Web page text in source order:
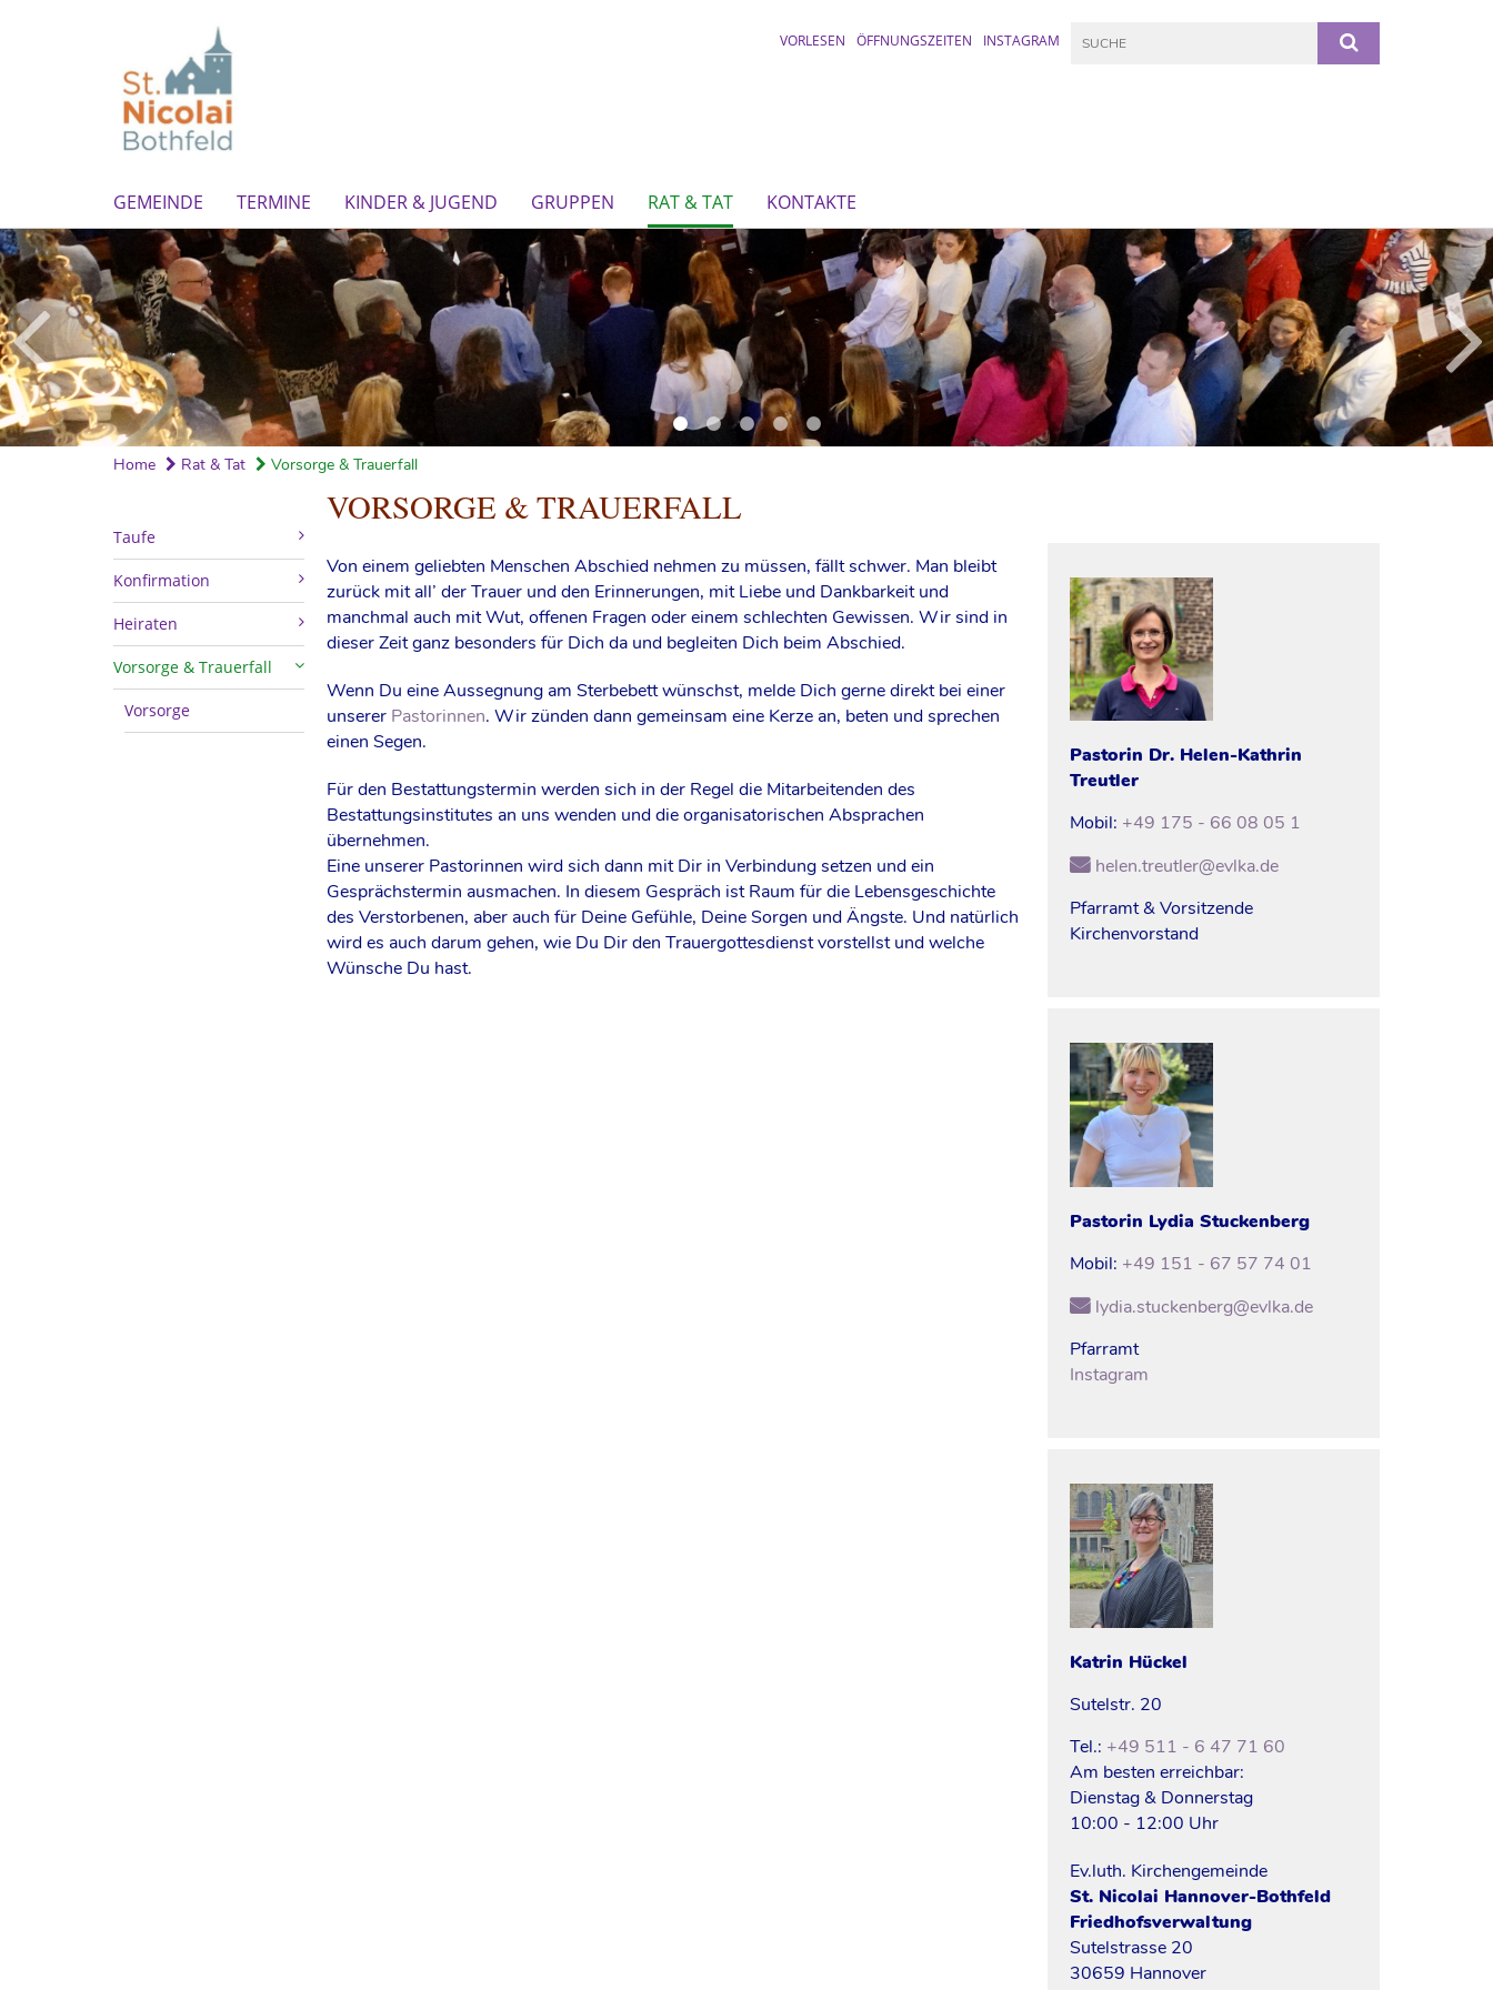
VORLESEN ÖFFNUNGSZEITEN INSTAGRAM
GEMEINDE TERMINE KINDER & JUGEND GRUPPEN RAT & TAT KONTAKTE
Home Rat & Tat Vorsorge & Trauerfall
Taufe
Konfirmation
Heiraten
Vorsorge & Trauerfall
Vorsorge
VORSORGE & TRAUERFALL
Von einem geliebten Menschen Abschied nehmen zu müssen, fällt schwer. Man bleibt
zurück mit all’ der Trauer und den Erinnerungen, mit Liebe und Dankbarkeit und
manchmal auch mit Wut, offenen Fragen oder einem schlechten Gewissen. Wir sind in
dieser Zeit ganz besonders für Dich da und begleiten Dich beim Abschied.
Wenn Du eine Aussegnung am Sterbebett wünschst, melde Dich gerne direkt bei einer
unserer Pastorinnen. Wir zünden dann gemeinsam eine Kerze an, beten und sprechen
einen Segen.
Für den Bestattungstermin werden sich in der Regel die Mitarbeitenden des
Bestattungsinstitutes an uns wenden und die organisatorischen Absprachen
übernehmen.
Eine unserer Pastorinnen wird sich dann mit Dir in Verbindung setzen und ein
Gesprächstermin ausmachen. In diesem Gespräch ist Raum für die Lebensgeschichte
des Verstorbenen, aber auch für Deine Gefühle, Deine Sorgen und Ängste. Und natürlich
wird es auch darum gehen, wie Du Dir den Trauergottesdienst vorstellst und welche
Wünsche Du hast.
Pastorin Dr. Helen-Kathrin
Treutler
Mobil: +49 175 - 66 08 05 1
helen.treutler@evlka.de
Pfarramt & Vorsitzende
Kirchenvorstand
Pastorin Lydia Stuckenberg
Mobil: +49 151 - 67 57 74 01
lydia.stuckenberg@evlka.de
Pfarramt
Instagram
Katrin Hückel
Sutelstr. 20
Tel.: +49 511 - 6 47 71 60
Am besten erreichbar:
Dienstag & Donnerstag
10:00 - 12:00 Uhr
Ev.luth. Kirchengemeinde
St. Nicolai Hannover-Bothfeld
Friedhofsverwaltung
Sutelstrasse 20
30659 Hannover